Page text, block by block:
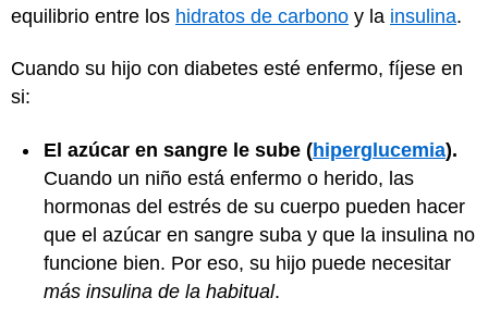
equilibrio entre los hidratos de carbono y la insulina.
Cuando su hijo con diabetes esté enfermo, fíjese en
si:
El azúcar en sangre le sube (hiperglucemia).
Cuando un niño está enfermo o herido, las
hormonas del estrés de su cuerpo pueden hacer
que el azúcar en sangre suba y que la insulina no
funcione bien. Por eso, su hijo puede necesitar
más insulina de la habitual.